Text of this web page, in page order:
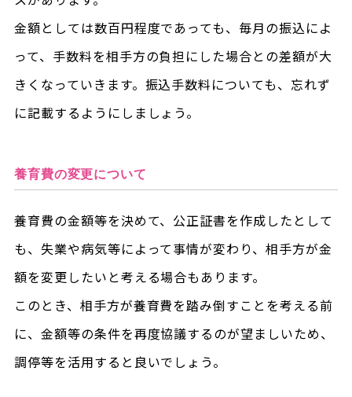
金額としては数百円程度であっても、毎月の振込によ
って、手数料を相手方の負担にした場合との差額が大
きくなっていきます。振込手数料についても、忘れず
に記載するようにしましょう。
養育費の変更について
養育費の金額等を決めて、公正証書を作成したとして
も、失業や病気等によって事情が変わり、相手方が金
額を変更したいと考える場合もあります。
このとき、相手方が養育費を踏み倒すことを考える前
に、金額等の条件を再度協議するのが望ましいため、
調停等を活用すると良いでしょう。